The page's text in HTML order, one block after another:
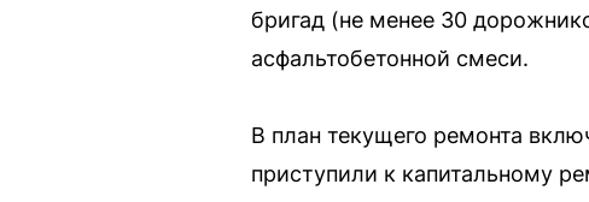
бригад (не менее 30
асфальтобетонной смеси.
В план текущего ремонта
приступили к капитальному